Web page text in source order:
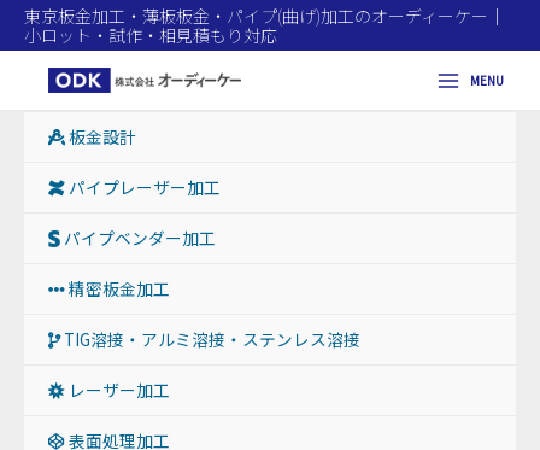
東京板金加工・薄板板金・パイプ(曲げ)加工のオーディーケー｜
小ロット・試作・相見積もり対応
MENU
板金設計
パイプレーザー加工
パイプベンダー加工
精密板金加工
TIG溶接・アルミ溶接・ステンレス溶接
レーザー加工
表面処理加工